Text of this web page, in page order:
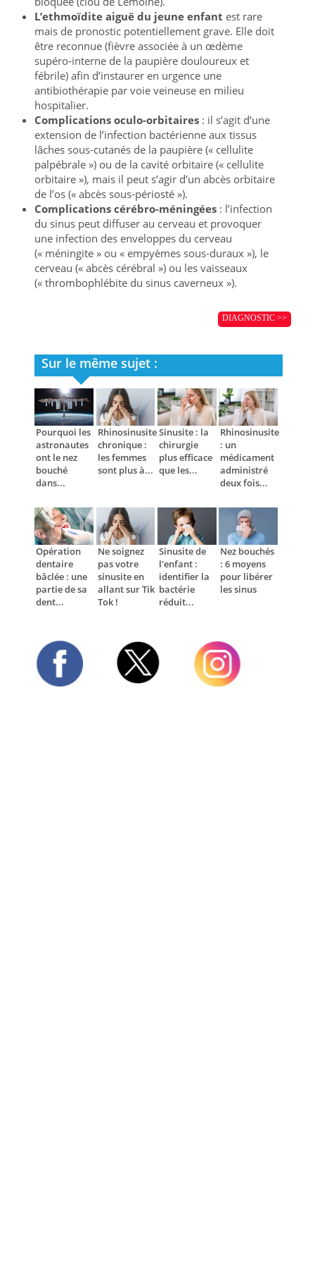
L’ethmoïdite aiguë du jeune enfant est rare
mais de pronostic potentiellement grave. Elle doit
être reconnue (fièvre associée à un œdème
supéro-interne de la paupière douloureux et
fébrile) afin d’instaurer en urgence une
antibiothérapie par voie veineuse en milieu
hospitalier.
Complications oculo-orbitaires : il s’agit d’une
extension de l’infection bactérienne aux tissus
lâches sous-cutanés de la paupière (« cellulite
palpébrale ») ou de la cavité orbitaire (« cellulite
orbitaire »), mais il peut s’agir d’un abcès orbitaire
de l’os (« abcès sous-périosté »).
Complications cérébro-méningées : l’infection
du sinus peut diffuser au cerveau et provoquer
une infection des enveloppes du cerveau
(« méningite » ou « empyèmes sous-duraux »), le
cerveau (« abcès cérébral ») ou les vaisseaux
(« thrombophlébite du sinus caverneux »).
DIAGNOSTIC >>
Sur le même sujet :
Pourquoi les
astronautes
ont le nez
bouché
dans...
Rhinosinusite
chronique :
les femmes
sont plus à...
Sinusite : la
chirurgie
plus efficace
que les...
Rhinosinusite
: un
médicament
administré
deux fois...
Opération
dentaire
bâclée : une
partie de sa
dent...
Ne soignez
pas votre
sinusite en
allant sur Tik
Tok !
Sinusite de
l'enfant :
identifier la
bactérie
réduit...
Nez bouchés
: 6 moyens
pour libérer
les sinus